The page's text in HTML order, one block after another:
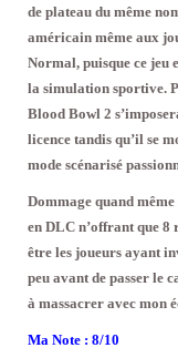
de plateau du même
américain même aux
Normal, puisque ce jeu
la simulation sportive.
Blood Bowl 2
licence tandis qu’il se
mode scénarisé
Dommage quand
en DLC n’offrant que 8
être les joueurs ayant
peu avant de passer le
à massacrer avec mon
Ma Note : 8/10